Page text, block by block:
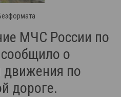
МЧС России по
о
по
дороге.